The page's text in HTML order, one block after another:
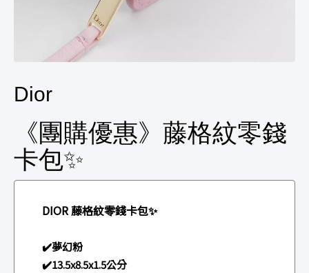
Dior
《團購優惠》藤格紋零錢
卡包✨
DIOR 藤格紋零錢卡包✨
✔️夢幻粉
✔️13.5x8.5x1.5公分